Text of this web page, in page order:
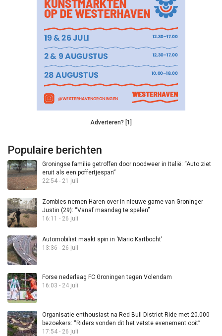
Adverteren? [1]
Populaire berichten
Groningse familie getroffen door noodweer in Italië: “Auto ziet
eruit als een poffertjespan”
22:54 - 21 juli
Zombies nemen Haren over in nieuwe game van Groninger
Justin (29): “Vanaf maandag te spelen”
16:11 - 26 juli
Automobilist maakt spin in ‘Mario Kartbocht’
13:36 - 26 juli
Forse nederlaag FC Groningen tegen Volendam
16:03 - 24 juli
Organisatie enthousiast na Red Bull District Ride met 20.000
bezoekers: “Riders vonden dit het vetste evenement ooit”
17:54 - 26 juli